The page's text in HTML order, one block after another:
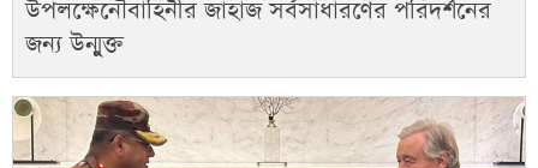
উপলক্ষেনৌবাহিনীর জাহাজ সর্বসাধারণের পরিদর্শনের
জন্য উন্মুক্ত